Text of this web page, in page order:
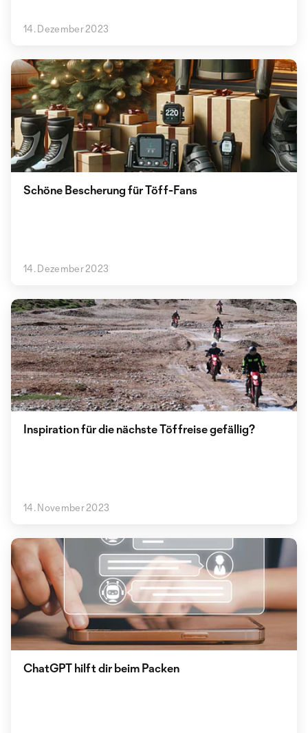
14. Dezember 2023
Schöne Bescherung für Töff-Fans
14. Dezember 2023
Inspiration für die nächste Töffreise gefällig?
14. November 2023
ChatGPT hilft dir beim Packen